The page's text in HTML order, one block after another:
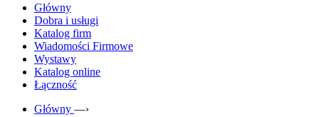
Główny
Dobra i usługi
Katalog firm
Wiadomości Firmowe
Wystawy
Katalog online
Łączność
Główny —›